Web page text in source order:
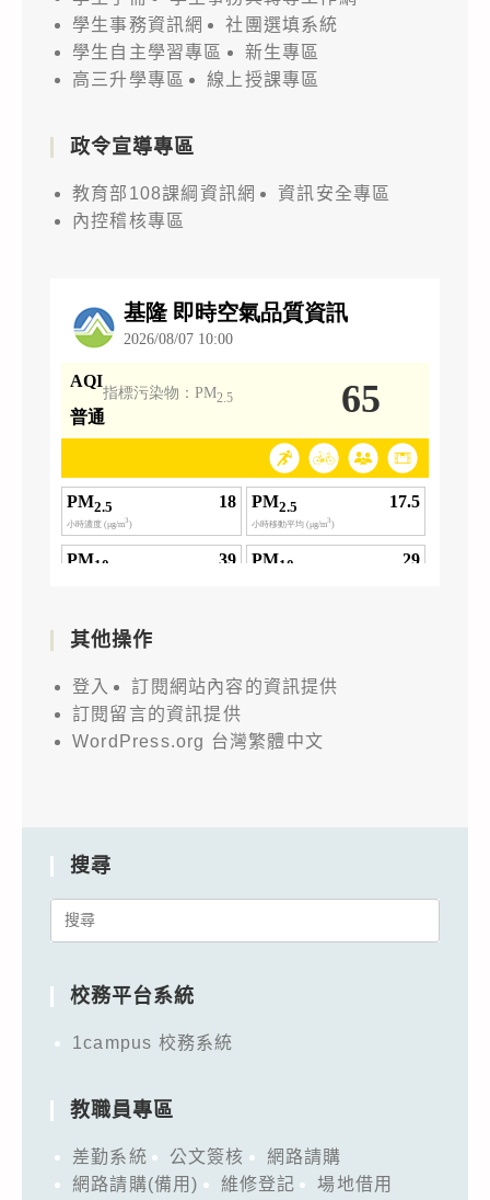
學生事務資訊網
社團選填系統
學生自主學習專區
新生專區
高三升學專區
線上授課專區
政令宣導專區
教育部108課綱資訊網
資訊安全專區
內控稽核專區
其他操作
登入
訂閱網站內容的資訊提供
訂閱留言的資訊提供
WordPress.org 台灣繁體中文
搜尋
Search
校務平台系統
1campus 校務系統
教職員專區
差勤系統 公文簽核
網路請購
網路請購(備用)
維修登記
場地借用